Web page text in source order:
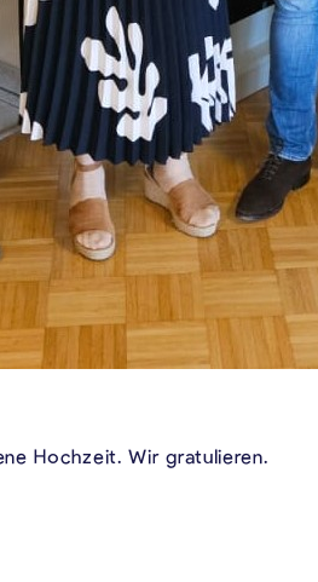
Hochzeit. Wir gratulieren.